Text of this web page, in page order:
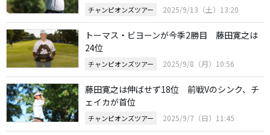
チャンピオンズツアー 2025/9/13（土）13:20
トーマス・ビヨーンが今季2勝目 藤田寛之は
24位
チャンピオンズツアー 2025/9/8（月）10:56
藤田寛之は伸ばせず18位 前戦Vのシンク、チ
ェイカが首位
チャンピオンズツアー 2025/9/7（日）11:45